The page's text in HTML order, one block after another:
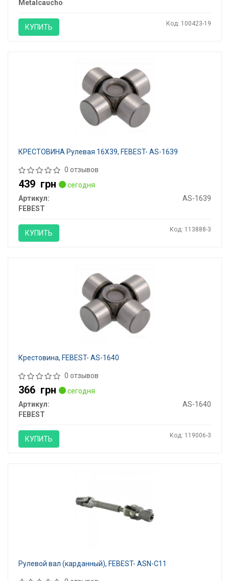
Metalcaucho
КУПИТЬ Код: 100423-19
КРЕСТОВИНА Рулевая 16X39, FEBEST- AS-1639
0 отзывов
439 грн
сегодня
Артикул:
AS-1639
FEBEST
КУПИТЬ Код: 113888-3
Крестовина, FEBEST- AS-1640
0 отзывов
366 грн
сегодня
Артикул:
AS-1640
FEBEST
КУПИТЬ Код: 119006-3
Рулевой вал (карданный), FEBEST- ASN-C11